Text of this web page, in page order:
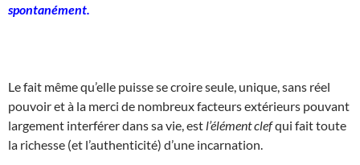
spontanément.
Le fait même qu’elle puisse se croire seule, unique, sans réel
pouvoir et à la merci de nombreux facteurs extérieurs pouvant
largement interférer dans sa vie, est l’élément clefqui fait toute
la richesse (et l’authenticité) d’une incarnation.